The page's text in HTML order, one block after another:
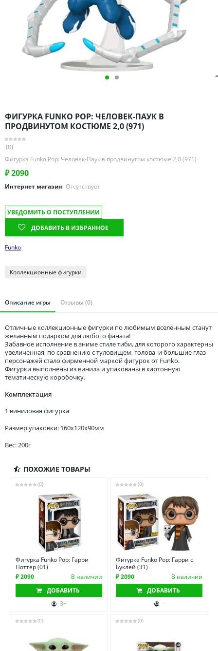
Оренбургская область
Пензенская область
Пермский край
Ростовская область
Саратовская область
Свердловская область
Ставропольский край
Тамбовская область
Татарстан
Тверская область
Томская область
Тюменская область
Удмуртия
ФИГУРКА FUNKO POP: ЧЕЛОВЕК-ПАУК В
ПРОДВИНУТОМ КОСТЮМЕ 2,0 (971)
(0)
Фигурка Funko Pop: Человек-Паук в продвинутом костюме 2,0 (971)
₽2090
Интернет магазин Отсутствует
УВЕДОМИТЬ О ПОСТУПЛЕНИИ
ДОБАВИТЬ В ИЗБРАННОЕ
Funko
Коллекционные фигурки
Описание игры Отзывы (0)
Отличные коллекционные фигурки по любимым вселенным станут
желанным подарком для любого фаната!
Забавное исполнение в аниме стиле тиби, для которого характерны
увеличенная, по сравнению с туловищем, голова и большие глаз
персонажей стало фирменной маркой фигурок от Funko.
Фигурки выполнены из винила и упакованы в картонную
тематическую коробочку.
Комплектация
1 виниловая фигурка
Размер упаковки: 160x120x90мм
Вес: 200г
ПОХОЖИЕ ТОВАРЫ
(0)
Фигурка Funko Pop: Гарри
Поттер (01)
₽ 2090
В наличии
ДОБАВИТЬ
3+
(0)
Фигурка Funko Pop: Гарри с
Буклей (31)
₽ 2090
В наличии
ДОБАВИТЬ
-
(0) (0)